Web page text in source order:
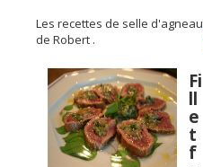
Les recettes de selle d'agneau
de Robert .
Fi
ll
e
t
f